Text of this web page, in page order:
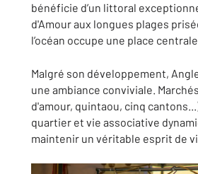
bénéficie d’un littoral
d'Amour aux longues plages
l’océan occupe une place
Malgré son développement,
une ambiance conviviale.
d'amour, quintaou, cinq
quartier et vie associative
maintenir un véritable esprit de